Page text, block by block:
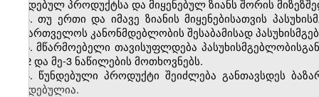
წუნდებულ პროდუქტსა და მიყენებულ ზიანს შორის
4. თუ ერთი და იმავე ზიანის მიყენებისათვის
საქართველოს კანონმდებლობის შესაბამისად
5. მწარმოებელი თავისუფლდება
მე-2 და მე-3 ნაწილების მოთხოვნებს.
6. წუნდებული პროდუქტი შეიძლება განთავსდეს
წუნდებულია.